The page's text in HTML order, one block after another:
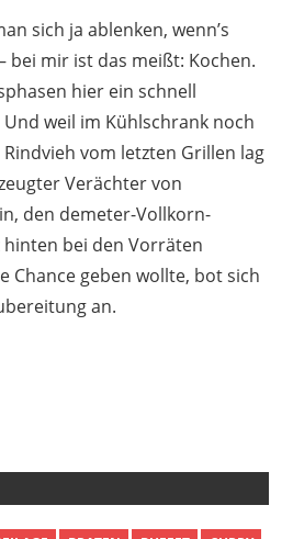
sich ja ablenken, wenn’s
bei mir ist das meißt: Kochen.
hier ein schnell
weil im Kühlschrank noch
vom letzten Grillen lag
Verächter von
den demeter-Vollkorn-
hinten bei den Vorräten
Chance geben wollte, bot sich
an.